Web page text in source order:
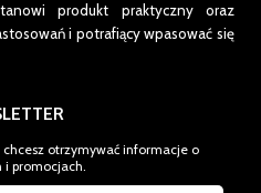
produkt praktyczny oraz
i potrafiący wpasować się
otrzymywać informacje o
i promocjach.